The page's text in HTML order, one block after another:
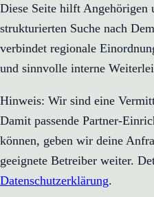
Diese Seite hilft Angehörigen
strukturierten Suche nach
verbindet regionale
und sinnvolle interne
Hinweis: Wir sind eine
Damit passende Partner-
können, geben wir deine
geeignete Betreiber weiter.
Datenschutzerklärung.